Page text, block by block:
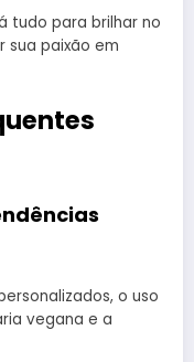
tudo para brilhar no
sua paixão em
o uso
vegana e a